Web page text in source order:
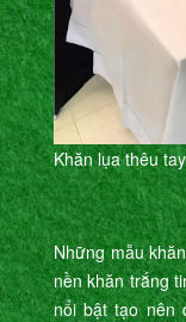
Khăn lụa thêu
Những mẫu
nền khăn trắng
nổi bật tạo nên